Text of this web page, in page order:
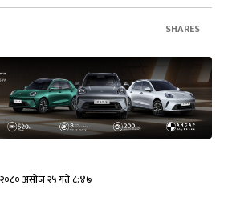
SHARES
२०८० असोज २५ गते ८:४७